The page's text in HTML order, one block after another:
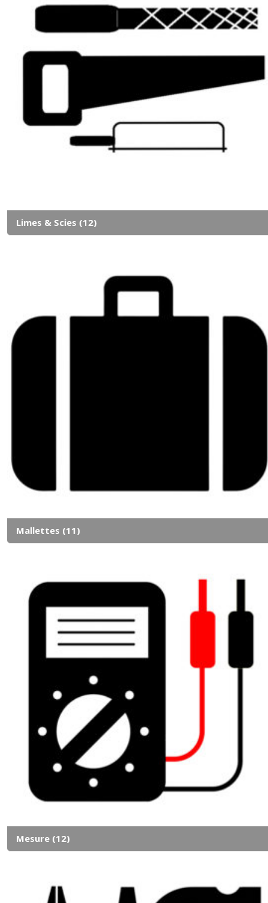
Limes & Scies (12)
Mallettes (11)
Mesure (12)